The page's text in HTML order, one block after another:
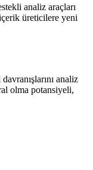
analiz araçları
üreticilere yeni
analiz
olma potansiyeli,